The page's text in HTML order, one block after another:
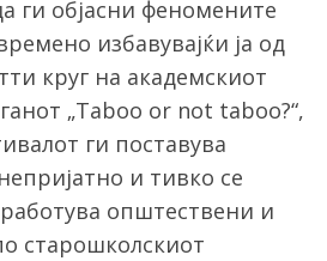
ги објасни феномените
избавувајќи ја од
круг на академскиот
„Taboo or not taboo?“,
ги поставува
и тивко се
општествени и
старошколскиот